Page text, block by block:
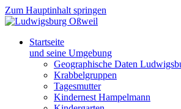
Zum Hauptinhalt springen
Startseite
und seine Umgebung
Geographische Daten
Krabbelgruppen
Tagesmutter
Kindernest Hampelmann